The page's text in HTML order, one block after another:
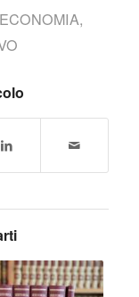
ECONOMIA,